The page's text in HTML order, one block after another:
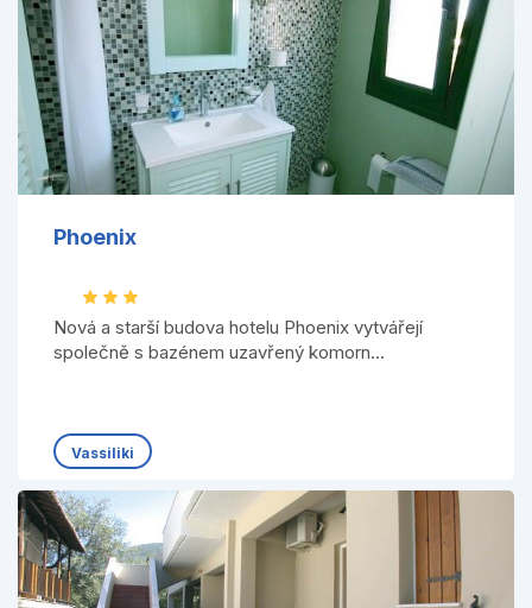
Phoenix
Nová a starší budova hotelu Phoenix vytvářejí
společně s bazénem uzavřený komorn...
Vassiliki